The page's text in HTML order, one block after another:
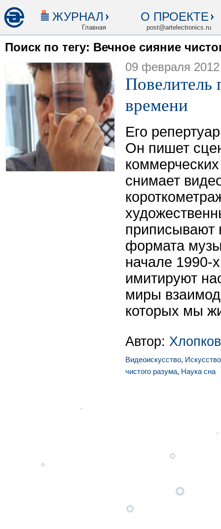
ЖУРНАЛ
Главная
О ПРОЕКТЕ
post@artelectronics.ru
Поиск по тегу: Вечное сияние
09 февраля 2012
Повелитель
времени
Его
Он пишет
снимает
приписывают
формата
начале 1990-
имитируют
миры
которых мы
Автор:
Видеоискусство, Искусство
чистого разума, Наука сна